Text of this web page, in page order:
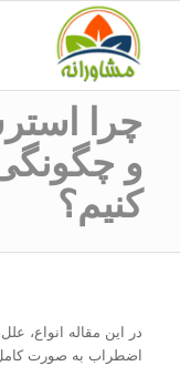
چرا
و
کنیم؟
در این مقاله انواع،
اضطراب به صورت